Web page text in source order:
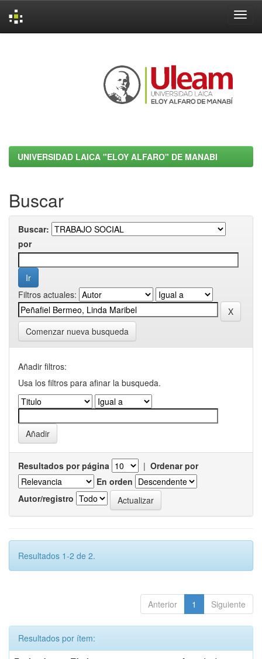
UNIVERSIDAD LAICA "ELOY ALFARO" DE MANABI
Buscar
Buscar:
por
Filtros actuales:
Comenzar nueva busqueda
Añadir filtros:
Usa los filtros para afinar la busqueda.
Resultados por página | Ordenar por
En orden
Autor/registro
Resultados 1-2 de 2.
Anterior 1 Siguiente
Resultados por ítem: